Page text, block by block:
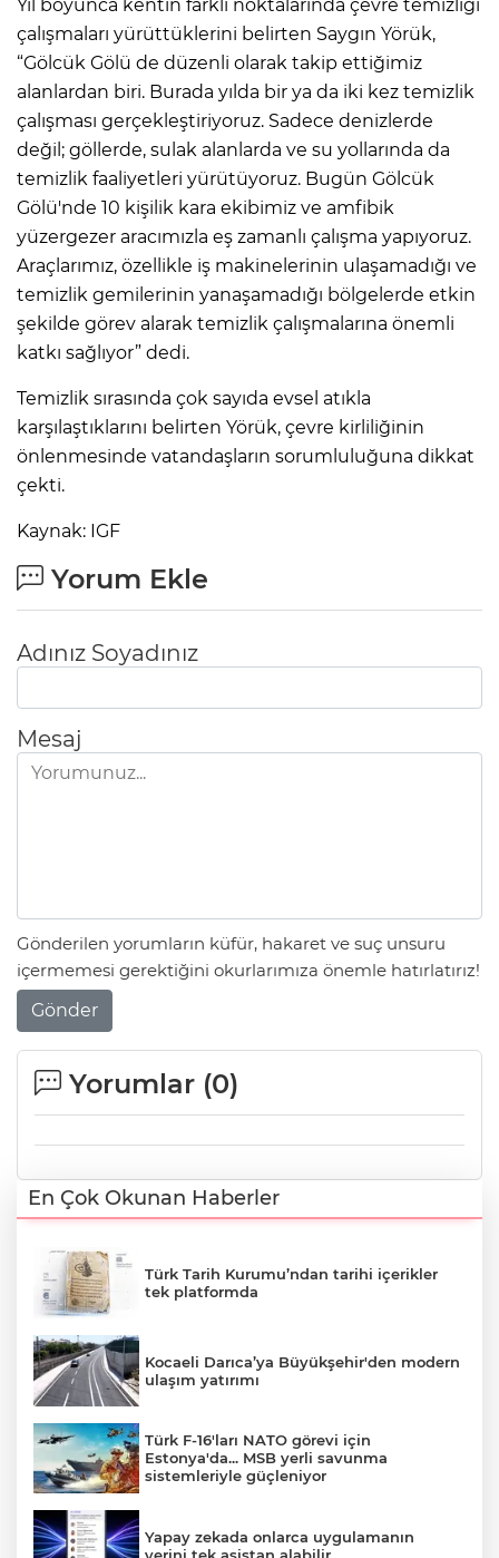
Yıl boyunca kentin farklı noktalarında çevre temizliği
çalışmaları yürüttüklerini belirten Saygın Yörük,
“Gölcük Gölü de düzenli olarak takip ettiğimiz
alanlardan biri. Burada yılda bir ya da iki kez temizlik
çalışması gerçekleştiriyoruz. Sadece denizlerde
değil; göllerde, sulak alanlarda ve su yollarında da
temizlik faaliyetleri yürütüyoruz. Bugün Gölcük
Gölü'nde 10 kişilik kara ekibimiz ve amfibik
yüzergezer aracımızla eş zamanlı çalışma yapıyoruz.
Araçlarımız, özellikle iş makinelerinin ulaşamadığı ve
temizlik gemilerinin yanaşamadığı bölgelerde etkin
şekilde görev alarak temizlik çalışmalarına önemli
katkı sağlıyor” dedi.
Temizlik sırasında çok sayıda evsel atıkla
karşılaştıklarını belirten Yörük, çevre kirliliğinin
önlenmesinde vatandaşların sorumluluğuna dikkat
çekti.
Kaynak: IGF
Yorum Ekle
Adınız Soyadınız
Mesaj
Gönderilen yorumların küfür, hakaret ve suç unsuru
içermemesi gerektiğini okurlarımıza önemle hatırlatırız!
Gönder
Yorumlar (0)
En Çok Okunan Haberler
Türk Tarih Kurumu’ndan tarihi içerikler
tek platformda
Kocaeli Darıca’ya Büyükşehir'den modern
ulaşım yatırımı
Türk F-16'ları NATO görevi için
Estonya'da... MSB yerli savunma
sistemleriyle güçleniyor
Yapay zekada onlarca uygulamanın